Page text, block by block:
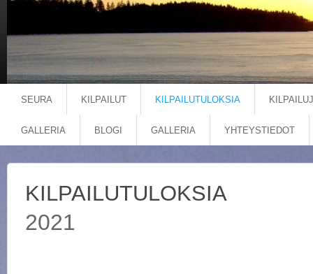
SEURA KILPAILUT KILPAILUTULOKSIA
GALLERIA BLOGI GALLERIA YHTEYSTIEDOT
KILPAILUTULOKSIA
2021